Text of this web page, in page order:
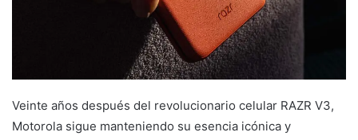
Veinte años después del revolucionario celular RAZR V3,
Motorola sigue manteniendo su esencia icónica y